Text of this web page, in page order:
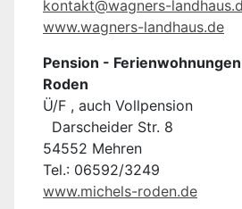
kontakt@wagners-
www.wagners-landhaus.de
Pension -
Roden
Ü/F , auch Vollpension
Darscheider Str. 8
54552 Mehren
Tel.: 06592/3249
www.michels-roden.de